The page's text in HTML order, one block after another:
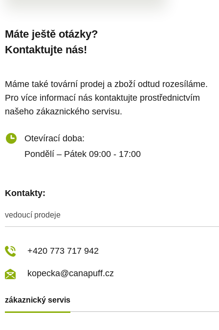
Máte ještě otázky?
Kontaktujte nás!
Máme také tovární prodej a zboží odtud rozesíláme.
Pro více informací nás kontaktujte prostřednictvím
našeho zákaznického servisu.
Otevírací doba:
Pondělí – Pátek 09:00 - 17:00
Kontakty:
zákaznický servis
vedoucí prodeje
+420 773 717 942
kopecka@canapuff.cz